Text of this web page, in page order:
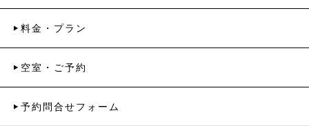
料金・プラン
空室・ご予約
予約問合せフォーム